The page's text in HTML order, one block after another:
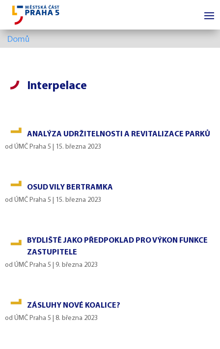
Domů
Interpelace
ANALÝZA UDRŽITELNOSTI A REVITALIZACE PARKŮ
od ÚMČ Praha 5 15. března 2023
OSUD VILY BERTRAMKA
od ÚMČ Praha 5 15. března 2023
BYDLIŠTĚ JAKO PŘEDPOKLAD PRO VÝKON FUNKCE
ZASTUPITELE
od ÚMČ Praha 5 9. března 2023
ZÁSLUHY NOVÉ KOALICE?
od ÚMČ Praha 5 8. března 2023